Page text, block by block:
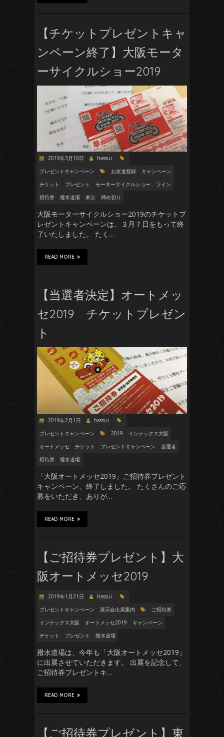
【チケットプレゼントキャ
ンペーン終了】大阪モータ
ーサイクルショー2019
2019年3月10日
hassui
プレゼントキャンペーン
お友達登録
キャンペーン
チケット
プレゼント モーターサイクルショー
ライン
招待券
撥水道場 東京 締め切り
大阪モーターサイクルショー2019のチケットプ
レゼントキャンペーンは、３月７日をもって終
了いたしました。 たく…
READ MORE
【当選者決定】オートメッ
セ2019 チケットプレゼン
ト
2019年2月1日
hassui
プレゼントキャンペーン
2019
インテックス大阪
オートメッセ
チケット プレゼントキャンペーン
当選者
招待券
撥水道場
「大阪オートメッセ2019」ご招待券プレゼント
キャンペーン、終了しました。 たくさんのご応
募をいただき、ありが…
READ MORE
【ご招待券プレゼント】大
阪オートメッセ2019
2019年1月21日
hassui
プレゼントキャンペーン
展示会出展案内
ご招待券
インテックス大阪
オートメッセ2019
キャンペーン
チケット
プレゼント 撥水道場
撥水道場は、今年も「大阪オートメッセ2019」
に出展させていただきます。 出展を記念して、
ご招待券プレゼントキ…
READ MORE
【ご招待券プレゼント】東